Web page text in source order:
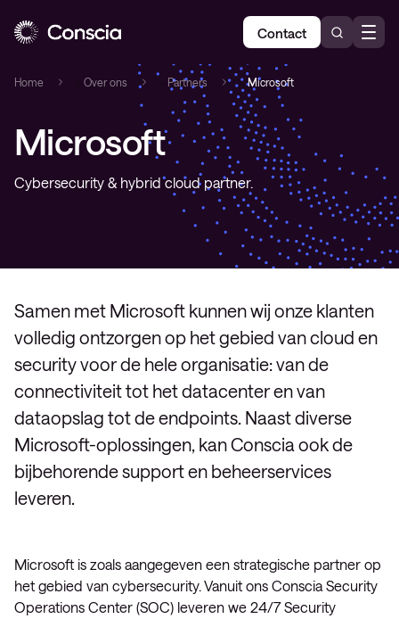
Contact
Home Over ons Partners »Microsoft
Microsoft
Cybersecurity & hybrid cloud partner.
Samen met Microsoft kunnen wij onze klanten
volledig ontzorgen op het gebied van cloud en
security voor de hele organisatie: van de
connectiviteit tot het datacenter en van
dataopslag tot de endpoints. Naast diverse
Microsoft-oplossingen, kan Conscia ook de
bijbehorende support en beheerservices
leveren.
Microsoft is zoals aangegeven een strategische partner op
het gebied van cybersecurity. Vanuit ons Conscia Security
Operations Center (SOC) leveren we 24/7 Security